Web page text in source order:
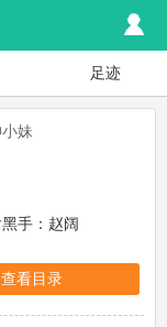
足迹
妹
手：赵阔
查看目录